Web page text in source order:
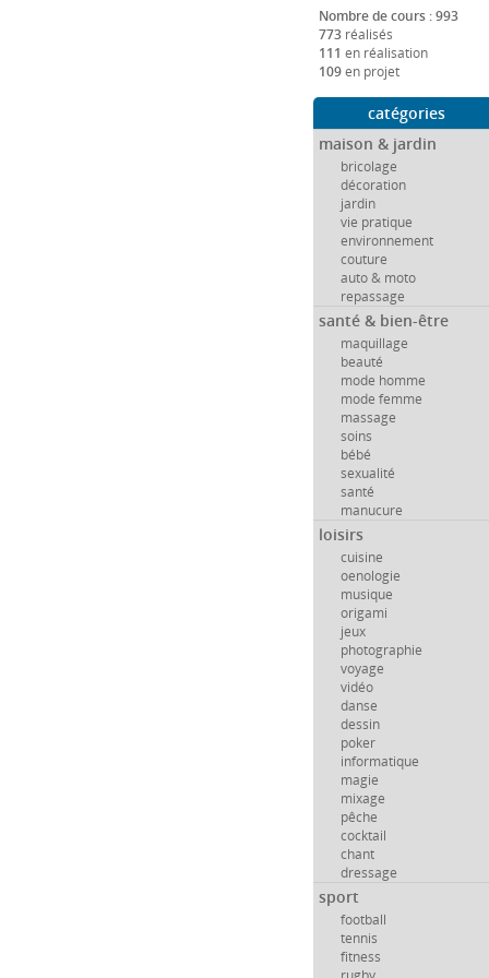
Nombre de cours : 993
773 réalisés
111 en réalisation
109en projet
catégories
maison & jardin
bricolage
décoration
jardin
vie pratique
environnement
couture
auto & moto
repassage
santé & bien-être
maquillage
beauté
mode homme
mode femme
massage
soins
bébé
sexualité
santé
manucure
loisirs
cuisine
oenologie
musique
origami
jeux
photographie
voyage
vidéo
danse
dessin
poker
informatique
magie
mixage
pêche
cocktail
chant
dressage
sport
football
tennis
fitness